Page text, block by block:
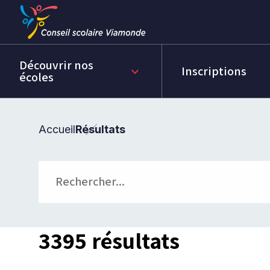
Passer
Passer
contenu
Découvrir nos
écoles keyboard_arrow_down Inscriptions
AccueilRésultats
3395 résultats